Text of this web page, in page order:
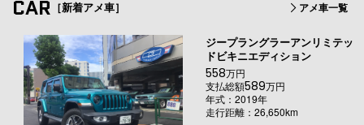
CAR ［新着アメ車］ アメ車一覧
ジープラングラーアンリミテッ
ドビキニエディション
558万円
支払総額589万円
年式：2019年
走行距離：26,650km